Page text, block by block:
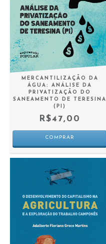
MERCANTILIZAÇÃO DA
ÁGUA: ANÁLISE DA
PRIVATIZAÇÃO DO
SANEAMENTO DE TERESINA
(PI)
R$47,00